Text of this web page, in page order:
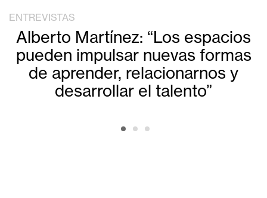
ENTREVISTAS
Alberto Martínez: “Los espacios
pueden impulsar nuevas formas
de aprender, relacionarnos y
desarrollar el talento”